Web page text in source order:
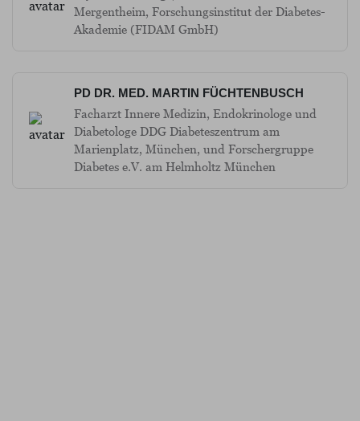
Mergentheim, Forschungsinstitut der Diabetes-
Akademie (FIDAM GmbH)
PD DR. MED. MARTIN FÜCHTENBUSCH
Facharzt Innere Medizin, Endokrinologe und
Diabetologe DDG Diabeteszentrum am
Marienplatz, München, und Forschergruppe
Diabetes e.V. am Helmholtz München